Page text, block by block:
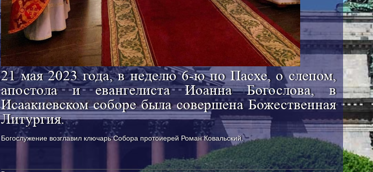
21 мая 2023 года, в неделю 6-ю по Пасхе, о слепом,
апостола и евангелиста Иоанна Богослова, в
Исаакиевском соборе была совершена Божественная
Литургия.
Богослужение возглавил ключарь Собора протоиерей Роман Ковальский.